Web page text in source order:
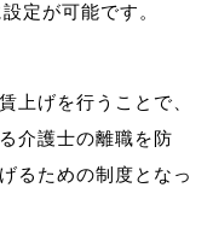
定が可能です。
上げを行うことで、
介護士の離職を防
るための制度となっ